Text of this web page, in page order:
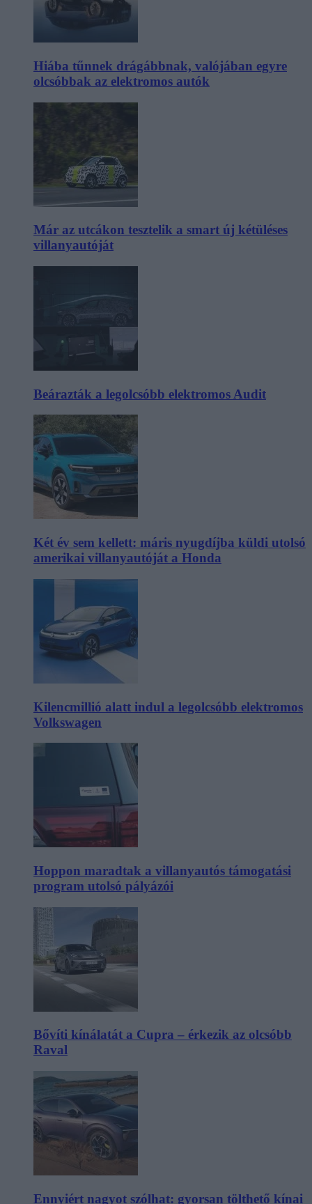
Hiába tűnnek drágábbnak, valójában egyre
olcsóbbak az elektromos autók
Már az utcákon tesztelik a smart új kétüléses
villanyautóját
Beárazták a legolcsóbb elektromos Audit
Két év sem kellett: máris nyugdíjba küldi utolsó
amerikai villanyautóját a Honda
Kilencmillió alatt indul a legolcsóbb elektromos
Volkswagen
Hoppon maradtak a villanyautós támogatási
program utolsó pályázói
Bővíti kínálatát a Cupra – érkezik az olcsóbb
Raval
Ennyiért nagyot szólhat: gyorsan tölthető kínai